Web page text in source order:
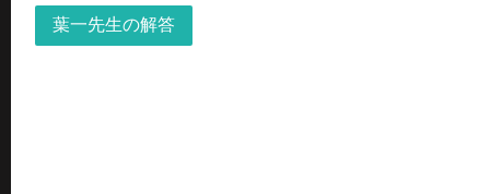
葉一先生の解答